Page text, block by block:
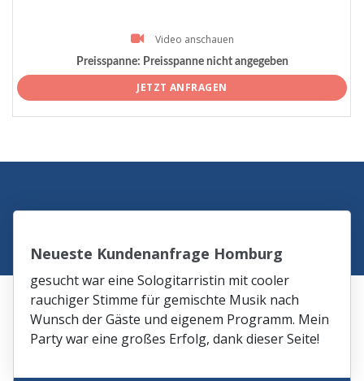
Video anschauen
Preisspanne: Preisspanne nicht angegeben
JETZT ANFRAGEN
Neueste Kundenanfrage Homburg
gesucht war eine Sologitarristin mit cooler
rauchiger Stimme für gemischte Musik nach
Wunsch der Gäste und eigenem Programm. Mein
Party war eine großes Erfolg, dank dieser Seite!